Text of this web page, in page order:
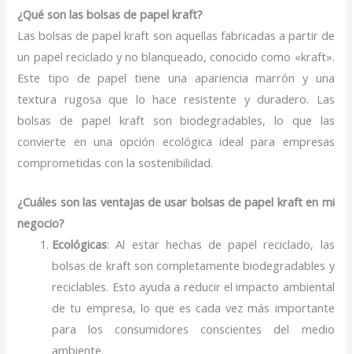
¿Qué son las bolsas de papel kraft?
Las bolsas de papel kraft son aquellas fabricadas a partir de
un papel reciclado y no blanqueado, conocido como «kraft».
Este tipo de papel tiene una apariencia marrón y una
textura rugosa que lo hace resistente y duradero. Las
bolsas de papel kraft son biodegradables, lo que las
convierte en una opción ecológica ideal para empresas
comprometidas con la sostenibilidad.
¿Cuáles son las ventajas de usar bolsas de papel kraft en mi
negocio?
Ecológicas: Al estar hechas de papel reciclado, las
bolsas de kraft son completamente biodegradables y
reciclables. Esto ayuda a reducir el impacto ambiental
de tu empresa, lo que es cada vez más importante
para los consumidores conscientes del medio
ambiente.